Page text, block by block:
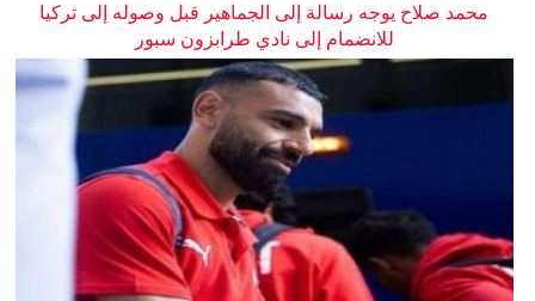
محمد صلاح يوجه رسالة إلى الجماهير قبل وصوله إلى تركيا
للانضمام إلى نادي طرابزون سبور